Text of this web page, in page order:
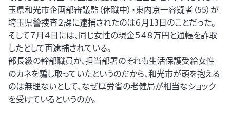
玉県和光市企画部審議監（休職中）・東内京一容疑者（55）が
埼玉県警捜査２課に逮捕されたのは６月13日のことだった。
そして７月４日には、同じ女性の現金５４８万円と通帳を詐取
したとして再逮捕されている。
部長級の幹部職員が、担当部署のそれも生活保護受給女性
のカネを騙し取っていたというのだから、和光市が頭を抱える
のは無理ないとして、なぜ厚労省の老健局が相当なショック
を受けているというのか。